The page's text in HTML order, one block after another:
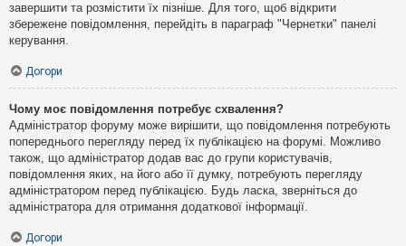
завершити та розмістити їх пізніше. Для того, щоб відкрити
збережене повідомлення, перейдіть в параграф "Чернетки" панелі
керування.
Догори
Чому моє повідомлення потребує схвалення?
Адміністратор форуму може вирішити, що повідомлення потребують
попереднього перегляду перед їх публікацією на форумі. Можливо
також, що адміністратор додав вас до групи користувачів,
повідомлення яких, на його або її думку, потребують перегляду
адміністратором перед публікацією. Будь ласка, зверніться до
адміністратора для отримання додаткової інформації.
Догори